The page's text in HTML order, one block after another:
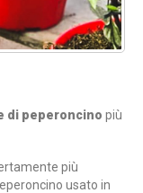
di peperoncino più
più
usato in